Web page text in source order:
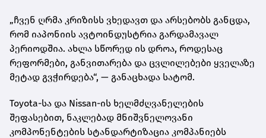
„ჩვენ ღრმა კრიზისს ვხედავთ და არსებობს განცდა,
რომ იაპონიის ავტოინდუსტრია გარდამავალ
პერიოდშია. ახლა სწორედ ის დროა, როდესაც
რეფორმები, განვითარება და ცვლილებები ყველაზე
მეტად გვჭირდება“, — განაცხადა სატომ.
Toyota-სა და Nissan-ის ხელმძღვანელების
შეფასებით, ნაკლებად მნიშვნელოვანი
კომპონენტების სტანდარტიზაცია კომპანიებს